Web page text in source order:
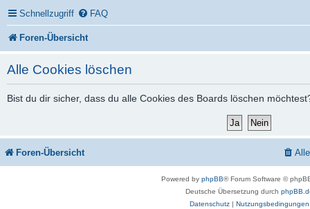
Schnellzugriff FAQ
Foren-Übersicht
Alle Cookies löschen
Bist du dir sicher, dass du alle Cookies des Boards löschen
Foren-Übersicht
Powered byphpBB® Forum Software ©
Deutsche Übersetzung durch
Datenschutz| Nutzungsbedingungen